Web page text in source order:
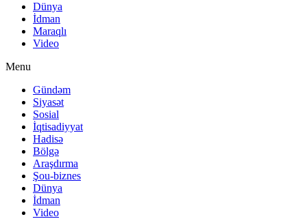
Dünya
İdman
Maraqlı
Video
Menu
Gündəm
Siyasət
Sosial
İqtisadiyyat
Hadisə
Bölgə
Araşdırma
Şou-biznes
Dünya
İdman
Video